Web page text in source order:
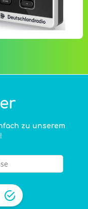
zu unserem